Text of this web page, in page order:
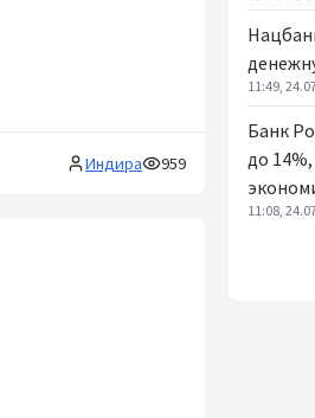
Индира 959
11:49,
Банк
до
11:08,